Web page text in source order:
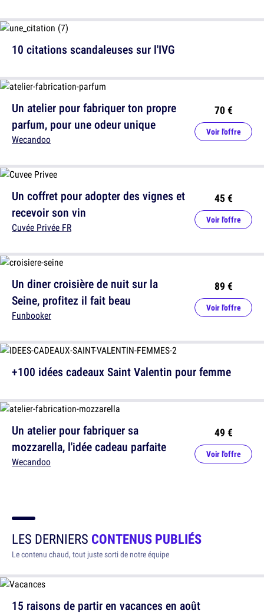
Un atelier pour fabriquer ton propre
parfum, pour une odeur unique
Wecandoo
70 €
Voir l'offre
Un diner croisière de nuit sur la
Seine, profitez il fait beau
Funbooker
89 €
Voir l'offre
Un atelier pour fabriquer sa
mozzarella, l'idée cadeau parfaite
Wecandoo
49 €
Voir l'offre
10 citations scandaleuses sur l'IVG
Un coffret pour adopter des vignes et
recevoir son vin
Cuvée Privée FR
45 €
Voir l'offre
+100 idées cadeaux Saint Valentin pour femme
LES DERNIERS CONTENUS PUBLIÉS
Le contenu chaud, tout juste sorti de notre équipe
15 raisons de partir en vacances en août